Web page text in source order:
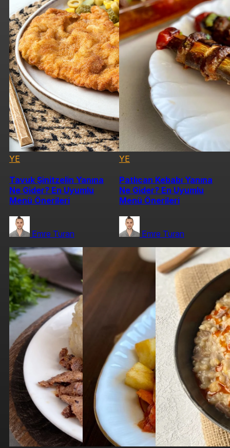
YE
Tavuk Şinitzelin Yanına
Ne Gider? En Uyumlu
Menü Önerileri
Emre Turan
YE
Patlıcan Kebabı Yanına
Ne Gider? En Uyumlu
Menü Önerileri
Emre Turan